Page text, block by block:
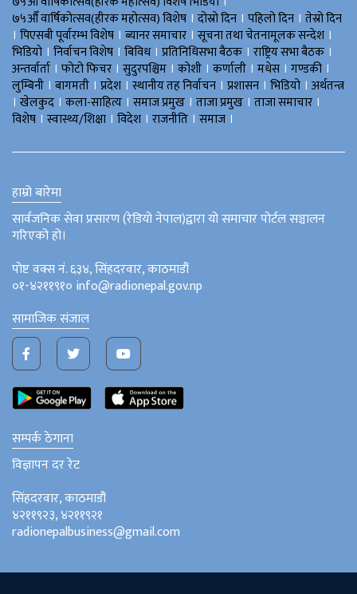
७५औँ वार्षिकोत्सव(हीरक महोत्सव) विशेष । दोस्रो दिन । पहिलो दिन । तेस्रो दिन
। पिएसबी पूर्वारम्भ विशेष । ब्यानर समाचार । सूचना तथा चेतनामूलक सन्देश ।
भिडियाे । निर्वाचन विशेष । बिविध। प्रतिनिधिसभा बैठक । राष्ट्रिय सभा बैठक ।
अन्तर्वार्ता । फोटो फिचर । सुदुरपश्चिम । काेशी । कर्णाली । मधेस । गण्डकी ।
लुम्बिनी । बागमती । प्रदेश । स्थानीय तह निर्वाचन । प्रशासन । भिडियो । अर्थतन्त्र
। खेलकुद । कला-साहित्य । समाज प्रमुख । ताजा प्रमुख । ताजा समाचार ।
विशेष । स्वास्थ्य/शिक्षा । विदेश । राजनीति । समाज ।
हाम्रो बारेमा
सार्वजनिक सेवा प्रसारण (रेडियो नेपाल)द्वारा यो समाचार पोर्टल सञ्चालन
गरिएको हो।
पोष्ट वक्स नं. ६३४, सिंहदरवार, काठमाडौं
०१-४२११९१० info@radionepal.gov.np
सामाजिक संजाल
सम्पर्क ठेगाना
विज्ञापन दर रेट
सिंहदरवार, काठमाडौं
४२११९२३, ४२११९२१
radionepalbusiness@gmail.com